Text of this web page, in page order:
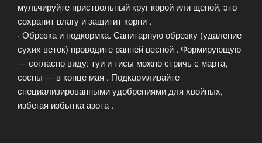
мульчируйте приствольный круг корой или щепой, это
сохранит влагу и защитит корни .
· Обрезка и подкормка. Санитарную обрезку (удаление
сухих веток) проводите ранней весной . Формирующую
— согласно виду: туи и тисы можно стричь с марта,
сосны — в конце мая . Подкармливайте
специализированными удобрениями для хвойных,
избегая избытка азота .